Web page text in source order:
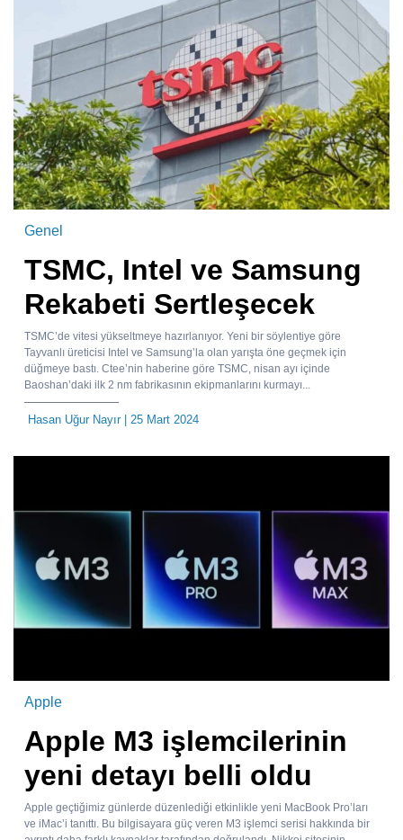
Genel
TSMC, Intel ve Samsung
Rekabeti Sertleşecek
TSMC’de vitesi yükseltmeye hazırlanıyor. Yeni bir söylentiye göre
Tayvanlı üreticisi Intel ve Samsung’la olan yarışta öne geçmek için
düğmeye bastı. Ctee’nin haberine göre TSMC, nisan ayı içinde
Baoshan’daki ilk 2 nm fabrikasının ekipmanlarını kurmayı...
Hasan Uğur Nayır| 25 Mart 2024
Apple
Apple M3 işlemcilerinin
yeni detayı belli oldu
Apple geçtiğimiz günlerde düzenlediği etkinlikle yeni MacBook Pro’ları
ve iMac’i tanıttı. Bu bilgisayara güç veren M3 işlemci serisi hakkında bir